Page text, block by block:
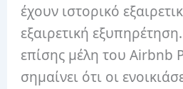
έχουν ιστορικό
εξαιρετική
επίσης μέλη του Airbnb
σημαίνει ότι οι